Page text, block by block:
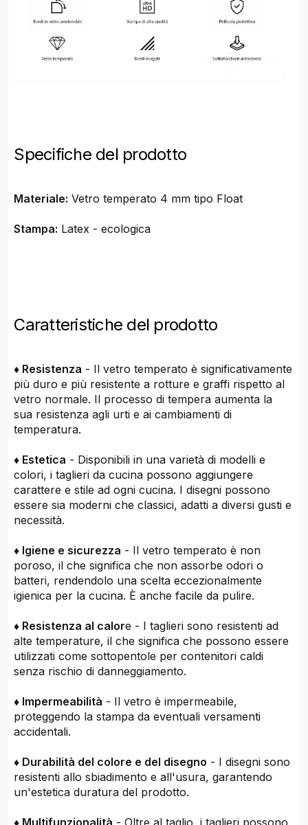
Specifiche del prodotto
Materiale: Vetro temperato 4 mm tipo Float
Stampa: Latex - ecologica
Caratteristiche del prodotto
♦ Resistenza - Il vetro temperato è significativamente
più duro e più resistente a rotture e graffi rispetto al
vetro normale. Il processo di tempera aumenta la
sua resistenza agli urti e ai cambiamenti di
temperatura.
♦ Estetica - Disponibili in una varietà di modelli e
colori, i taglieri da cucina possono aggiungere
carattere e stile ad ogni cucina. I disegni possono
essere sia moderni che classici, adatti a diversi gusti e
necessità.
♦ Igiene e sicurezza - Il vetro temperato è non
poroso, il che significa che non assorbe odori o
batteri, rendendolo una scelta eccezionalmente
igienica per la cucina. È anche facile da pulire.
♦ Resistenza al calore - I taglieri sono resistenti ad
alte temperature, il che significa che possono essere
utilizzati come sottopentole per contenitori caldi
senza rischio di danneggiamento.
♦ Impermeabilità - Il vetro è impermeabile,
proteggendo la stampa da eventuali versamenti
accidentali.
♦ Durabilità del colore e del disegno - I disegni sono
resistenti allo sbiadimento e all'usura, garantendo
un'estetica duratura del prodotto.